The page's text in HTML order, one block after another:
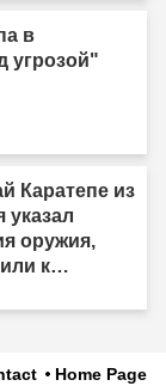
в
угрозой"
Каратепе из
указал
оружия,
к
Home Page